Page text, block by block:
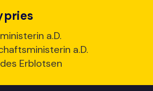
a.D.
a.D.
Erblotsen